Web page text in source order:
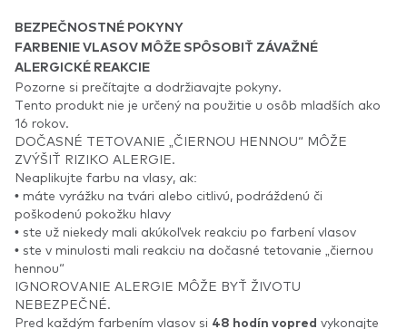
BEZPEČNOSTNÉ POKYNY
FARBENIE VLASOV MÔŽE SPÔSOBIŤ ZÁVAŽNÉ
ALERGICKÉ REAKCIE
Pozorne si prečítajte a dodržiavajte pokyny.
Tento produkt nie je určený na použitie u osôb mladších ako
16 rokov.
DOČASNÉ TETOVANIE „ČIERNOU HENNOU“ MÔŽE
ZVÝŠIŤ RIZIKO ALERGIE.
Neaplikujte farbu na vlasy, ak:
• máte vyrážku na tvári alebo citlivú, podráždenú či
poškodenú pokožku hlavy
• ste už niekedy mali akúkoľvek reakciu po farbení vlasov
• ste v minulosti mali reakciu na dočasné tetovanie „čiernou
hennou“
IGNOROVANIE ALERGIE MÔŽE BYŤ ŽIVOTU
NEBEZPEČNÉ.
Pred každým farbením vlasov si 48 hodín vopred vykonajte